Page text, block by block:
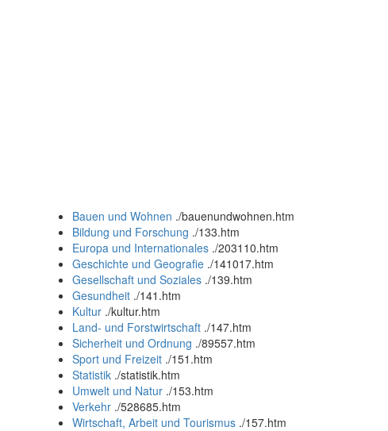
Bauen und Wohnen ./bauenundwohnen.htm
Bildung und Forschung ./133.htm
Europa und Internationales ./203110.htm
Geschichte und Geografie ./141017.htm
Gesellschaft und Soziales ./139.htm
Gesundheit ./141.htm
Kultur ./kultur.htm
Land- und Forstwirtschaft ./147.htm
Sicherheit und Ordnung ./89557.htm
Sport und Freizeit ./151.htm
Statistik ./statistik.htm
Umwelt und Natur ./153.htm
Verkehr ./528685.htm
Wirtschaft, Arbeit und Tourismus ./157.htm